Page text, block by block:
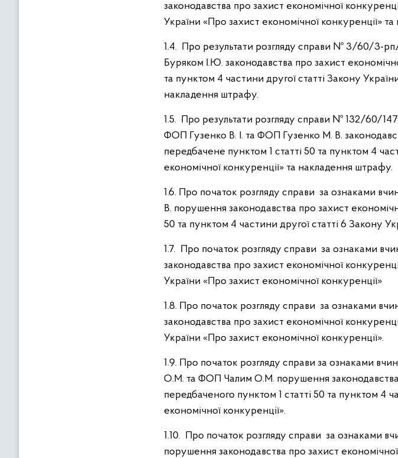
законодавства про захист економічної
України «Про захист економічної конкуренції»
1.4. Про результати розгляду справи № 3/60/
Буряком І.Ю. законодавства про захист
та пунктом 4 частини другої статті Закону
накладення штрафу.
1.5. Про результати розгляду справи № 132/60/
ФОП Гузенко В. І. та ФОП Гузенко М. В.
передбачене пунктом 1 статті 50 та пунктом 4
економічної конкуренції» та накладення штрафу.
1.6. Про початок розгляду справи за ознаками
В. порушення законодавства про захист
50 та пунктом 4 частини другої статті 6 Закону
1.7. Про початок розгляду справи за ознаками
законодавства про захист економічної
України «Про захист економічної конкуренції»
1.8. Про початок розгляду справи за ознаками
законодавства про захист економічної
України «Про захист економічної конкуренції».
1.9. Про початок розгляду справи за ознаками
О.М. та ФОП Чалим О.М. порушення законодавства
передбаченого пунктом 1 статті 50 та пунктом 4
економічної конкуренції».
1.10. Про початок розгляду справи за ознаками
порушення законодавства про захист